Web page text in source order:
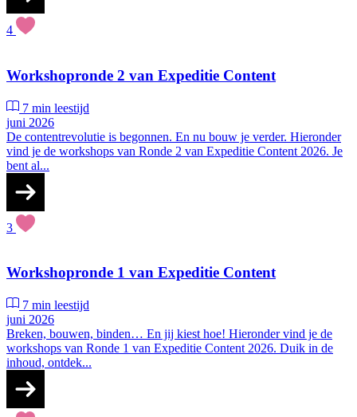
4
Workshopronde 2 van Expeditie Content
7 min leestijd
juni 2026
De contentrevolutie is begonnen. En nu bouw je verder. Hieronder
vind je de workshops van Ronde 2 van Expeditie Content 2026. Je
bent al...
3
Workshopronde 1 van Expeditie Content
7 min leestijd
juni 2026
Breken, bouwen, binden… En jij kiest hoe! Hieronder vind je de
workshops van Ronde 1 van Expeditie Content 2026. Duik in de
inhoud, ontdek...